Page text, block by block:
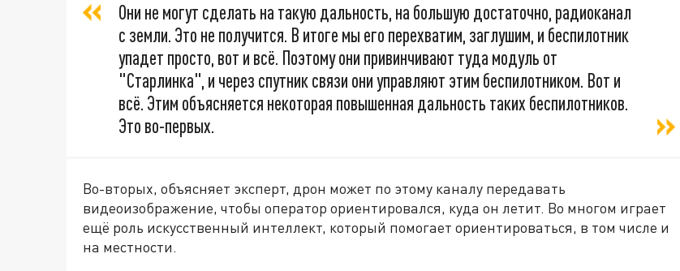
Они не могут сделать на такую дальность, на большую достаточно, радиоканал
с земли. Это не получится. В итоге мы его перехватим, заглушим, и беспилотник
упадет просто, вот и всё. Поэтому они привинчивают туда модуль от
"Старлинка", и через спутник связи они управляют этим беспилотником. Вот и
всё. Этим объясняется некоторая повышенная дальность таких беспилотников.
Это во-первых.
Во-вторых, объясняет эксперт, дрон может по этому каналу передавать
видеоизображение, чтобы оператор ориентировался, куда он летит. Во многом играет
ещё роль искусственный интеллект, который помогает ориентироваться, в том числе и
на местности.